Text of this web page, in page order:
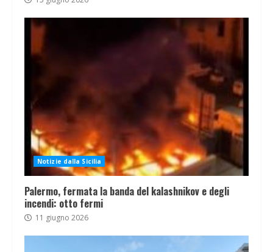
Notizie dalla Sicilia
Palermo, fermata la banda del kalashnikov e degli
incendi: otto fermi
11 giugno 2026